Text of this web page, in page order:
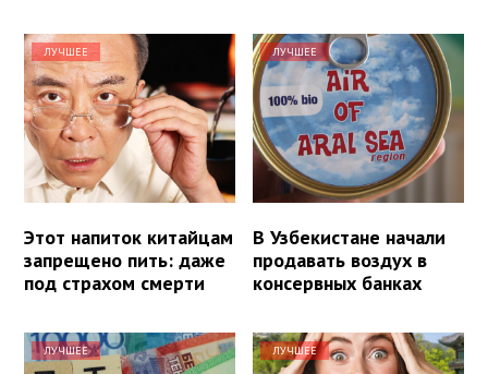
ЛУЧШЕЕ
Этот напиток китайцам
запрещено пить: даже
под страхом смерти
ЛУЧШЕЕ
В Узбекистане начали
продавать воздух в
консервных банках
ЛУЧШЕЕ ЛУЧШЕЕ